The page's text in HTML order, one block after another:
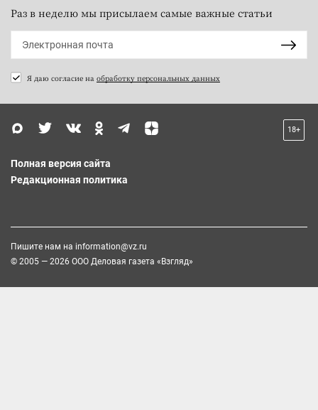
Раз в неделю мы присылаем самые важные статьи
Я даю согласие на обработку персональных данных
18+
Полная версия сайта
Редакционная политика
Пишите нам на information@vz.ru
© 2005 — 2026 ООО Деловая газета «Взгляд»